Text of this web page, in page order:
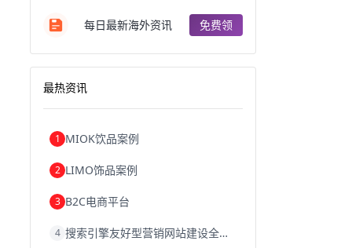
阿里跨境电商
跨境电商费用美国跨境电商
跨境电商教程
独立站跨境电商跨境电商独立站
跨境电商erp西安跨境电商
沈阳跨境电商跨境电商服务平台
跨境电商网店跨境电商物流模式
跨境电商结算浙江跨境电商
每日最新海外资讯 免费领
最热资讯
1 MIOK饮品案例
2 LIMO饰品案例
3 B2C电商平台
4 搜索引擎友好型营销网站建设全攻略